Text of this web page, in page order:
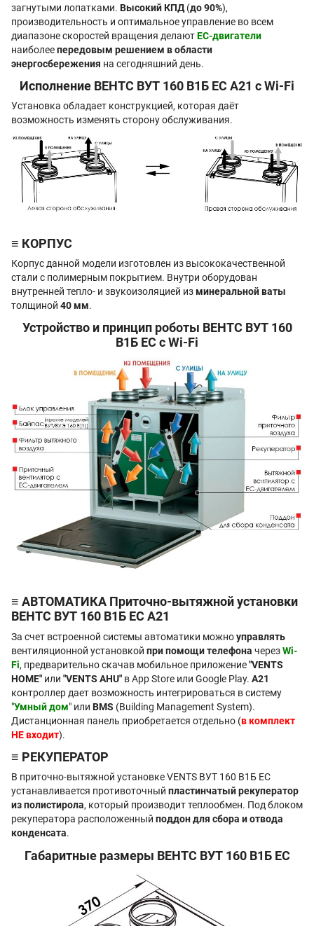
загнутыми лопатками. Высокий КПД(до 90%),
производительность и оптимальное управление во всем
диапазоне скоростей вращения делаютЕС-двигатели
наиболеепередовым решением в области
энергосбережения на сегодняшний день.
Исполнение ВЕНТС ВУТ 160 В1Б EC А21 с Wi-Fi
Установка обладает конструкцией, которая даёт
возможность изменять сторону обслуживания.
≡ КОРПУС
Корпус данной модели изготовлен из высококачественной
стали с полимерным покрытием. Внутри оборудован
внутренней тепло- и звукоизоляцией изминеральной ваты
толщиной 40 мм.
Устройство и принцип роботы ВЕНТС ВУТ 160
В1Б EC с Wi-Fi
≡ АВТОМАТИКА Приточно-вытяжной установки
ВЕНТС ВУТ 160 В1Б EC А21
За счет встроенной системы автоматики можноуправлять
вентиляционной установкой при помощи телефона черезWi-
Fi, предварительно скачав мобильное приложение"VENTS
HOME" или "VENTS AHU" в App Store или Google Play. A21
контроллер дает возможность интегрироваться в систему
"Умный дом" или BMS (Building Management System).
Дистанционная панель приобретается отдельно (в комплект
НЕ входит).
≡ РЕКУПЕРАТОР
В приточно-вытяжной установке VENTS ВУТ 160 В1Б ЕС
устанавливается противоточный пластинчатый рекуператор
из полистирола, который производит теплообмен. Под блоком
рекуператора расположенный поддон для сбора и отвода
конденсата.
Габаритные размеры ВЕНТС ВУТ 160 В1Б EC